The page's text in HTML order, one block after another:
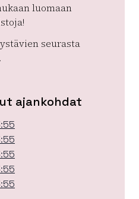
luomaan
seurasta
ajankohdat